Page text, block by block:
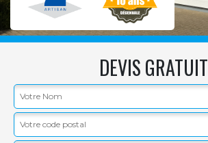
DEVIS GRATUIT